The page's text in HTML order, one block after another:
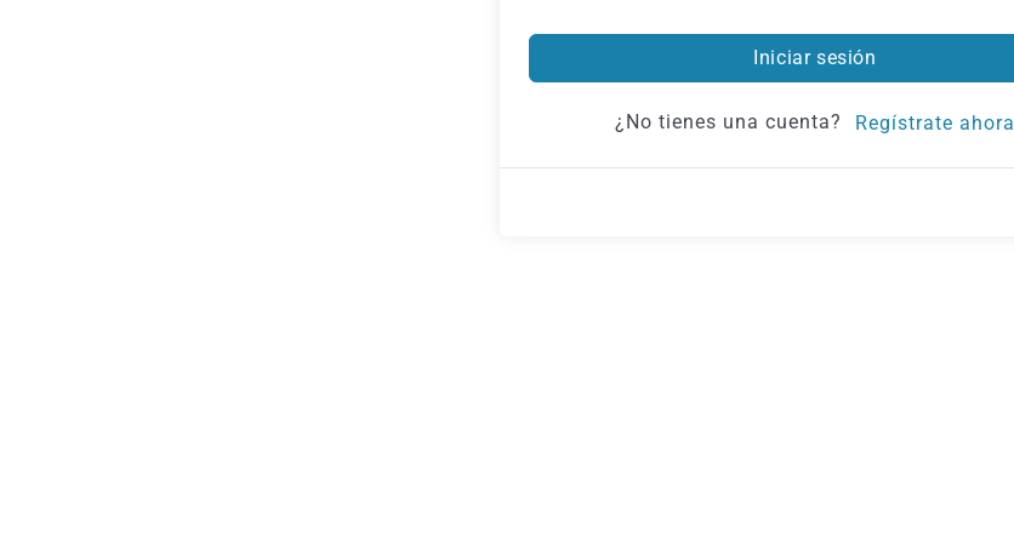
Iniciar sesión
¿No tienes una cuenta? Regístrate ahora